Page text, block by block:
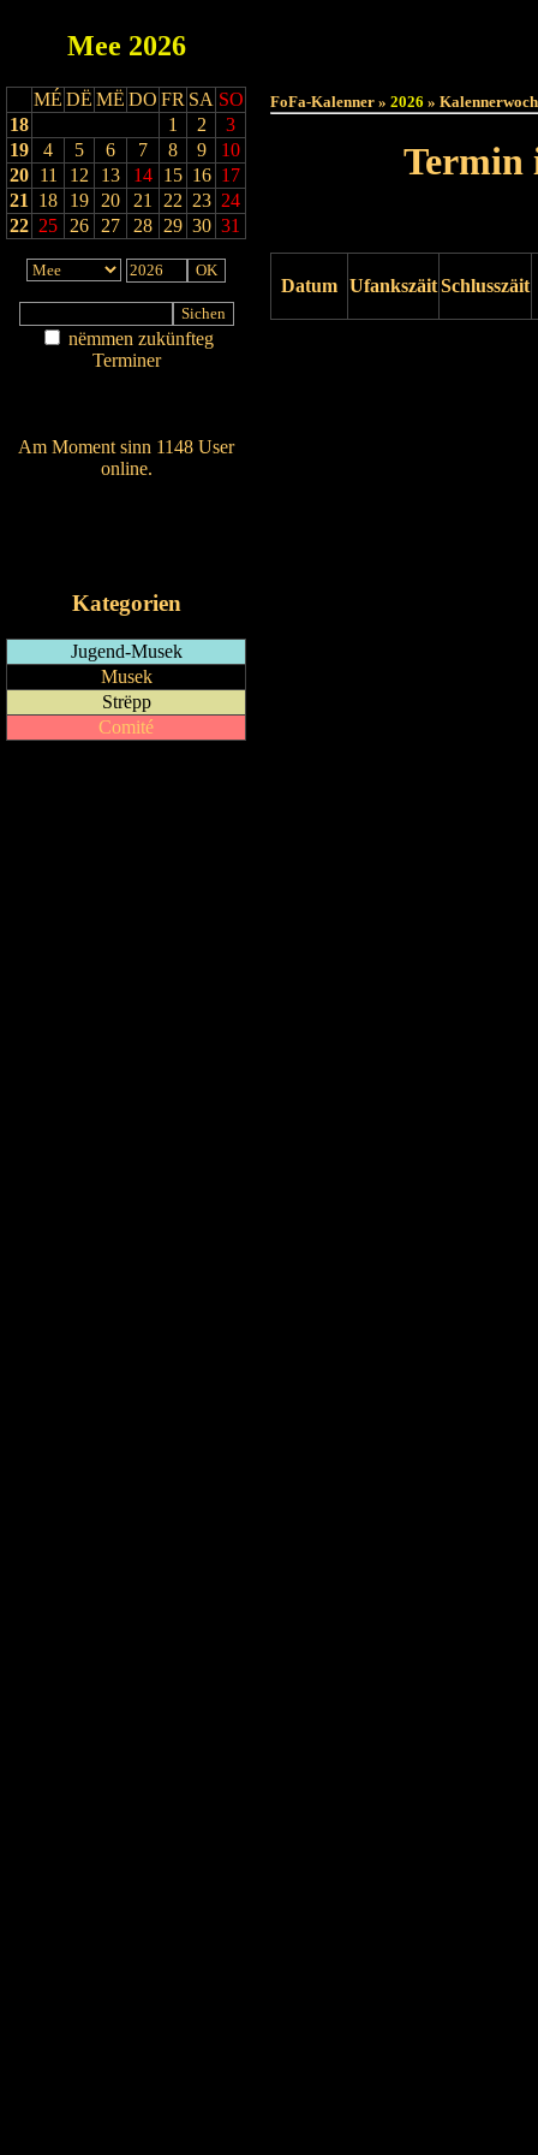
Mee 2026
MÉ DË MË DO FR SA SO
18
1 2
3
19
4 5 6 7 8 9
10
20 11 12 13 14 15 16 17
21
18 19 20 21 22 23 24
22 25 26 27 28 29 30 31
nëmmen zukünfteg
Terminer
Am Moment sinn 1148 User
online.
Kategorien
Jugend-Musek
Musek
Strëpp
Comité
FoFa-Kalenner » 2026 »
Termin
Datum UfankszäitSchlusszäit